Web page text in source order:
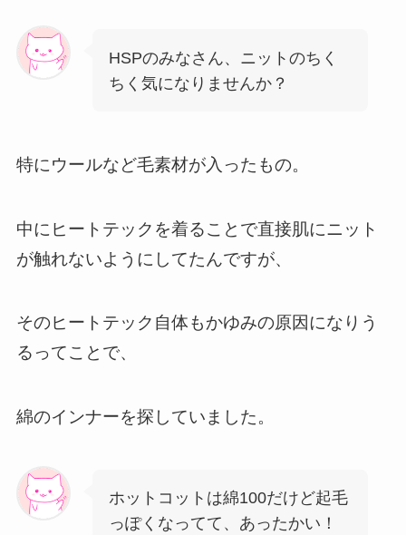
HSPのみなさん、ニットのちく
ちく気になりませんか？
特にウールなど毛素材が入ったもの。
中にヒートテックを着ることで直接肌にニット
が触れないようにしてたんですが、
そのヒートテック自体もかゆみの原因になりう
るってことで、
綿のインナーを探していました。
ホットコットは綿100だけど起毛
っぽくなってて、あったかい！